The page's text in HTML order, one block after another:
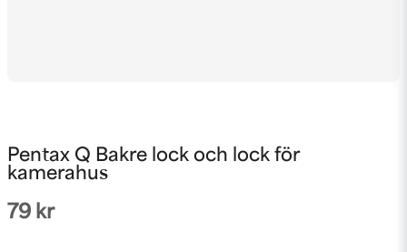
Pentax Q Bakre lock och lock för
kamerahus
79 kr